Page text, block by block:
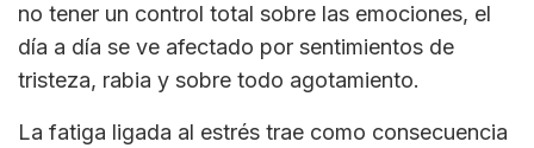
no tener un control total sobre las emociones, el
día a día se ve afectado por sentimientos de
tristeza, rabia y sobre todo agotamiento.
La fatiga ligada al estrés trae como consecuencia